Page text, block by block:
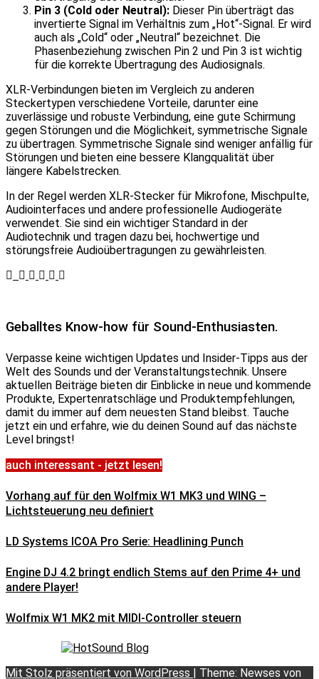
Pin 3 (Cold oder Neutral): Dieser Pin überträgt das
invertierte Signal im Verhältnis zum „Hot“-Signal. Er wird
auch als „Cold“ oder „Neutral“ bezeichnet. Die
Phasenbeziehung zwischen Pin 2 und Pin 3 ist wichtig
für die korrekte Übertragung des Audiosignals.
XLR-Verbindungen bieten im Vergleich zu anderen
Steckertypen verschiedene Vorteile, darunter eine
zuverlässige und robuste Verbindung, eine gute Schirmung
gegen Störungen und die Möglichkeit, symmetrische Signale
zu übertragen. Symmetrische Signale sind weniger anfällig für
Störungen und bieten eine bessere Klangqualität über
längere Kabelstrecken.
In der Regel werden XLR-Stecker für Mikrofone, Mischpulte,
Audiointerfaces und andere professionelle Audiogeräte
verwendet. Sie sind ein wichtiger Standard in der
Audiotechnik und tragen dazu bei, hochwertige und
störungsfreie Audioübertragungen zu gewährleisten.
Geballtes Know-how für Sound-Enthusiasten.
Verpasse keine wichtigen Updates und Insider-Tipps aus der
Welt des Sounds und der Veranstaltungstechnik. Unsere
aktuellen Beiträge bieten dir Einblicke in neue und kommende
Produkte, Expertenratschläge und Produktempfehlungen,
damit du immer auf dem neuesten Stand bleibst. Tauche
jetzt ein und erfahre, wie du deinen Sound auf das nächste
Level bringst!
auch interessant - jetzt lesen!
Vorhang auf für den Wolfmix W1 MK3 und WING –
Lichtsteuerung neu definiert
LD Systems ICOA Pro Serie: Headlining Punch
Engine DJ 4.2 bringt endlich Stems auf den Prime 4+ und
andere Player!
Wolfmix W1 MK2 mit MIDI-Controller steuern
Mit Stolz präsentiert von WordPress | Theme: Newses von